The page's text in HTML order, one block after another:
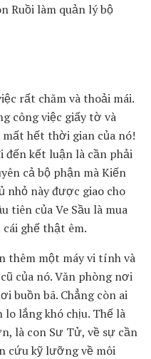
Ruồi làm quản lý bộ
rất chăm và thoải mái.
công việc giấy tờ và
mất hết thời gian của nó!
đến kết luận là cần phải
cả bộ phận mà Kiến
nhỏ này được giao cho
tiên của Ve Sầu là mua
ghế thật êm.
thêm một máy vi tính và
của nó. Văn phòng nơi
buồn bã. Chẳng còn ai
lắng khó chịu. Thế là
là con Sư Tử, về sự cần
cứu kỹ lưỡng về môi